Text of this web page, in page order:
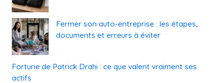
Fermer son auto-entreprise : les étapes,
documents et erreurs à éviter
Fortune de Patrick Drahi : ce que valent vraiment ses
actifs